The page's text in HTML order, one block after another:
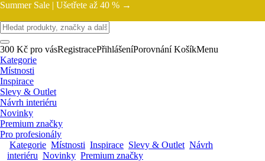
Summer Sale | Ušetřete až 40 % →
300 Kč pro vásRegistracePřihlášeníPorovnání KošíkMenu
Kategorie
Místnosti
Inspirace
Slevy & Outlet
Návrh interiéru
Novinky
Premium značky
Pro profesionály
Kategorie Místnosti Inspirace Slevy & Outlet Návrh
interiéru Novinky Premium značky